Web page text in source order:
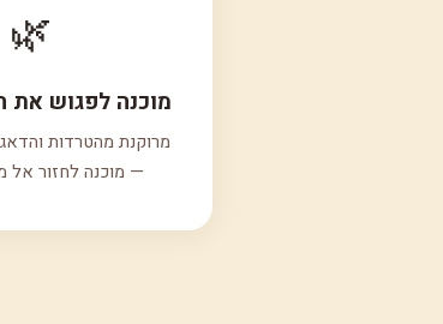
🌿
מוכנה לפגוש את
מרוקנת מהטרדות
— מוכנה לחזור אל